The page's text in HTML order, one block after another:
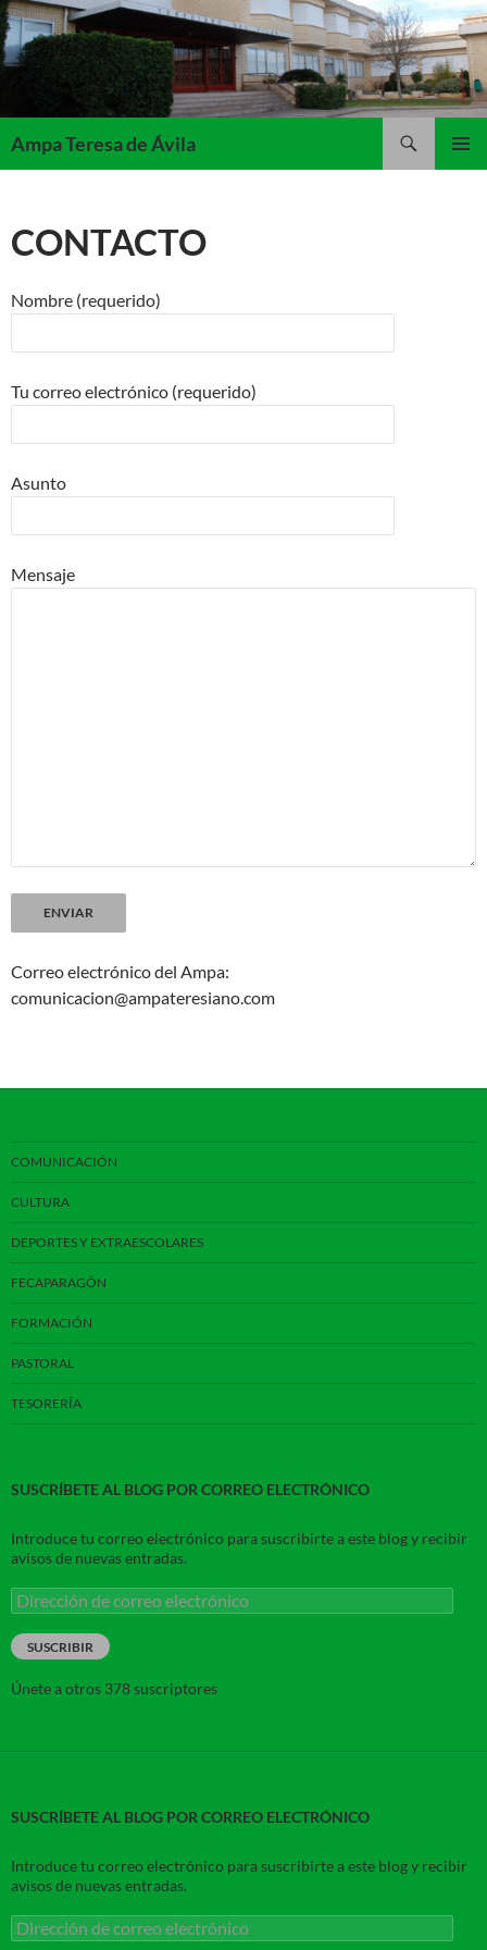
Saltar
al
contenido
Ampa Teresa de Ávila
CONTACTO
Nombre (requerido)
Tu correo electrónico (requerido)
Asunto
Mensaje
Correo electrónico del Ampa:
comunicacion@ampateresiano.com
COMUNICACIÓN
CULTURA
DEPORTES Y EXTRAESCOLARES
FECAPARAGÓN
FORMACIÓN
PASTORAL
TESORERÍA
SUSCRÍBETE AL BLOG POR CORREO ELECTRÓNICO
Introduce tu correo electrónico para suscribirte a este blog y recibir
avisos de nuevas entradas.
Dirección
de
correo
electrónico
SUSCRIBIR
Únete a otros 378 suscriptores
SUSCRÍBETE AL BLOG POR CORREO ELECTRÓNICO
Introduce tu correo electrónico para suscribirte a este blog y recibir
avisos de nuevas entradas.
Dirección
de